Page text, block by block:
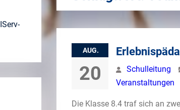
AUG.
20 Schulleitung
Veranstaltungen
Die Klasse 8.4 traf sich an
IServ-